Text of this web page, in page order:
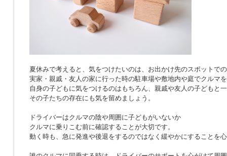
夏休みで考えると、気をつけたいのは、お出かけ先のスポットで
実家・親戚・友人の家に行った時の駐車場や敷地内や庭でクルマ
自身の子どもに気をつけるのはもちろん、親戚や友人の子どもと
その子たちの存在にも気を留めましょう。
ドライバーはクルマの陰や周囲に子どもがいないか
クルマに乗りこむ前に確認することが大切です。
動く時も、急に発進や後退をするのではなく緩やかにすることを